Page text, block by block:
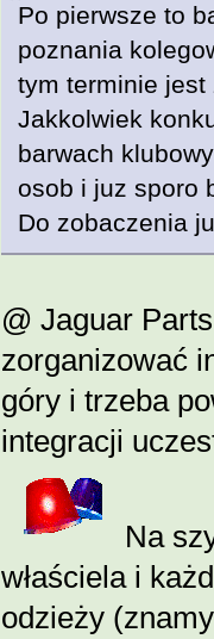
Po pierwsze to
poznania
tym terminie jest
Jakkolwiek
barwach
osob i juz sporo
Do zobaczenia
@ Jaguar
zorganizować
góry i trzeba
integracji
Na
właściela i
odzieży